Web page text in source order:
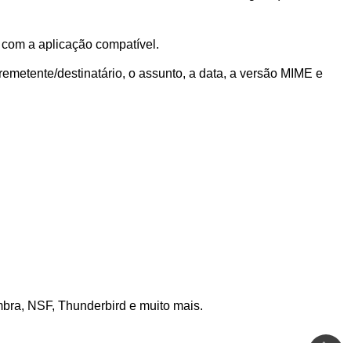
a aplicação compatível.
destinatário, o assunto, a data, a versão MIME e
NSF, Thunderbird e muito mais.